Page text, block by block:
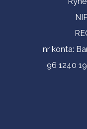
nr konta:
96 1240